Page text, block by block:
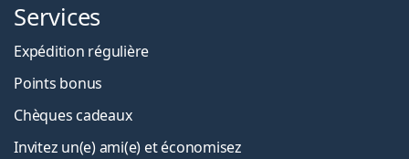
Services
Expédition régulière
Points bonus
Chèques cadeaux
Invitez un(e) ami(e) et économisez